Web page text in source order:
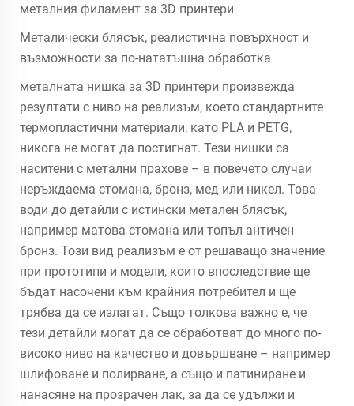
металния филамент за 3D принтери
Металически блясък, реалистична повърхност и
възможности за по-нататъшна обработка
металната нишка за 3D принтери произвежда
резултати с ниво на реализъм, което стандартните
термопластични материали, като PLA и PETG,
никога не могат да постигнат. Тези нишки са
наситени с метални прахове – в повечето случаи
неръждаема стомана, бронз, мед или никел. Това
води до детайли с истински метален блясък,
например матова стомана или топъл античен
бронз. Този вид реализъм е от решаващо значение
при прототипи и модели, които впоследствие ще
бъдат насочени към крайния потребител и ще
трябва да се излагат. Също толкова важно е, че
тези детайли могат да се обработват до много по-
високо ниво на качество и довършване – например
шлифоване и полирване, а също и патиниране и
нанасяне на прозрачен лак, за да се удължи и